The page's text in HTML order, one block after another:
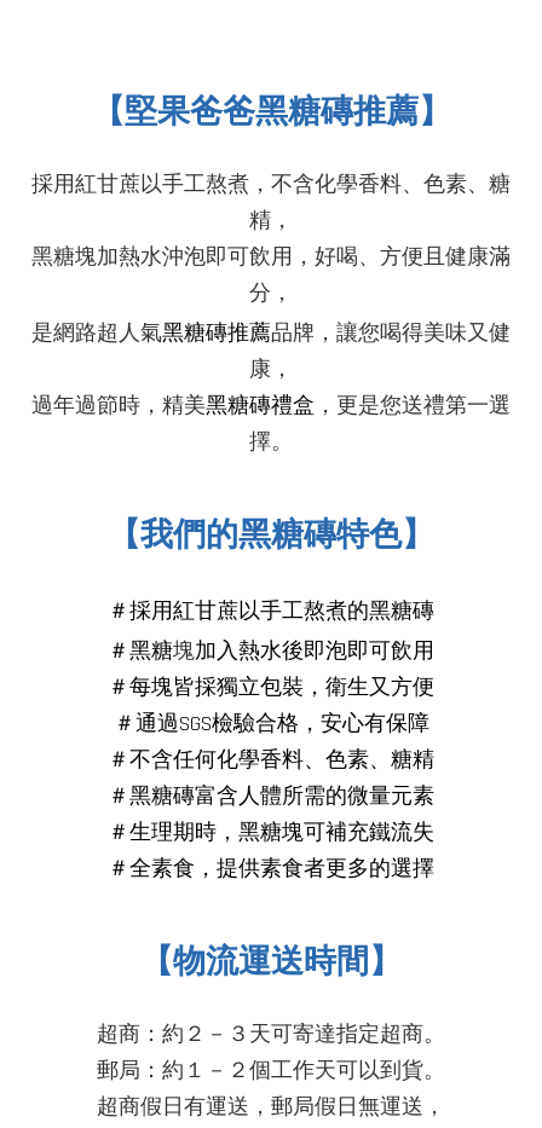
【堅果爸爸黑糖磚推薦】
採用紅甘蔗以手工熬煮， 不含化學香料、色素、糖
精，
黑糖塊加熱水沖泡即可飲用，好喝、方便且健康滿
分，
是網路超人氣黑糖磚推薦品牌，讓您喝得美味又健
康，
過年過節時，精美黑糖磚禮盒 ，更是您送禮第一選
擇。
【我們的黑糖磚特色】
＃採用紅甘蔗以手工熬煮的黑糖磚
＃黑糖塊加入熱水後即泡即可飲用
＃每塊皆採獨立包裝，衛生又方便
＃通過SGS檢驗合格，安心有保障
＃不含任何化學香料、色素、糖精
＃黑糖磚富含人體所需的微量元素
＃生理期時，黑糖塊可補充鐵流失
＃全素食，提供素食者更多的選擇
【物流運送時間】
超商：約２－３天可寄達指定超商。
郵局：約１－２個工作天可以到貨。
超商假日有運送，郵局假日無運送，